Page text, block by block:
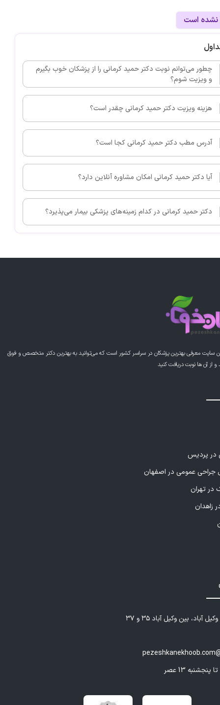
نشده است
چطور می‌توانم نوبت دکتر حمید کرمانی را از پزشکان خوب بگیرم
و ویزیت شوم؟
هزینه ویزیت دکتر حمید کرمانی چقدر است؟
آدرس مطب دکتر حمید کرمانی کجا است؟
آیا دکتر حمید کرمانی امکان مشاوره آنلاین دارد؟
دکتر حمید کرمانی در کدام زمینه‌های پزشکی بیمار می‌پذیرد؟
سایت معرفی بهترین پزشکان در سراسر کشور است که می‌توانید به بهترین دکتر متخصص و فوق
آن ها نوبت دریافت کنید
در پردیس
عمومی در اصفهان
در تهران
زاهدان
آباد، بین وکیل آباد ۳۵ و ۳۷